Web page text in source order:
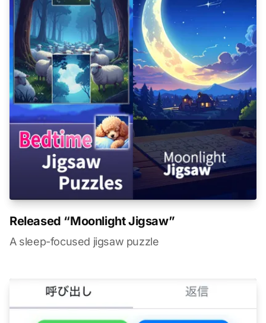
Released “Moonlight Jigsaw”
A sleep-focused jigsaw puzzle